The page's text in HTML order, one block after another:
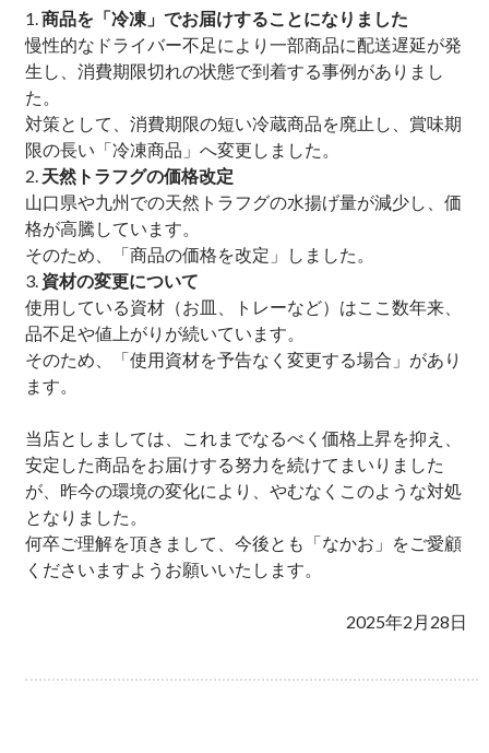
商品を「冷凍」でお届けすることになりました
慢性的なドライバー不足により一部商品に配送遅延が発
生し、消費期限切れの状態で到着する事例がありまし
た。
対策として、消費期限の短い冷蔵商品を廃止し、賞味期
限の長い「冷凍商品」へ変更しました。
天然トラフグの価格改定
山口県や九州での天然トラフグの水揚げ量が減少し、価
格が高騰しています。
そのため、「商品の価格を改定」しました。
資材の変更について
使用している資材（お皿、トレーなど）はここ数年来、
品不足や値上がりが続いています。
そのため、「使用資材を予告なく変更する場合」があり
ます。
当店としましては、これまでなるべく価格上昇を抑え、
安定した商品をお届けする努力を続けてまいりました
が、昨今の環境の変化により、やむなくこのような対処
となりました。
何卒ご理解を頂きまして、今後とも「なかお」をご愛顧
くださいますようお願いいたします。
2025年2月28日